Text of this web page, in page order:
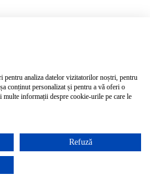
pentru analiza datelor vizitatorilor noștri, pentru
conținut personalizat și pentru a vă oferi o
multe informații despre cookie-urile pe care le
Refuză